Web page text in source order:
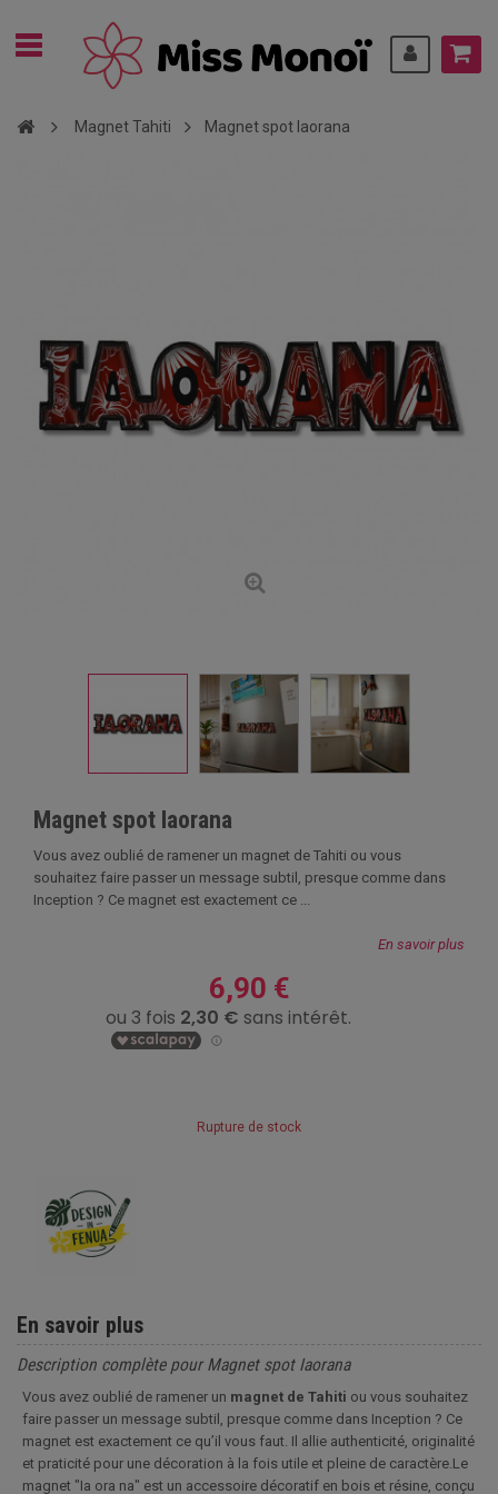
Magnet Tahiti Magnet spot Iaorana
Magnet spot Iaorana
Vous avez oublié de ramener un magnet de Tahiti ou vous
souhaitez faire passer un message subtil, presque comme dans
Inception ? Ce magnet est exactement ce ...
En savoir plus
6,90 €
Rupture de stock
En savoir plus
Description complète pour Magnet spot Iaorana
Vous avez oublié de ramener un magnet de Tahiti ou vous souhaitez
faire passer un message subtil, presque comme dans Inception ? Ce
magnet est exactement ce qu’il vous faut. Il allie authenticité, originalité
et praticité pour une décoration à la fois utile et pleine de caractère.Le
magnet "Ia ora na" est un accessoire décoratif en bois et résine, conçu